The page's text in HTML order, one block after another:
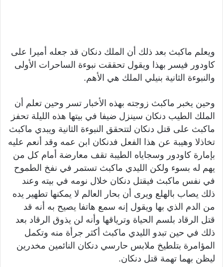
ويعلم ماكبث بعد ذلك أن الملك دنكان قد جعله أميرا على
كاودور فيسر بهذا ويقول تحققت نبوءة الساحرات الأولى
والنبوءة الثانية بنيلي الملك هي الأهم.
وحين يخبر ماكبث زوجته بهذه الأخبار تسر وحين تعلم أن
الملك الطيب دنكان سينزل ضيفا في بيتها هذه الليلة تحفز
ماكبث على قتل دنكان لتتحقق النبوءة الثانية ويبدي ماكبث
تخاذلا وهيبة عن هذا الفعل فدنكان ابن عمه وقد أنعم عليه
بإمارة كاودور وسجاياه الطيبة تقف معارضة أمام كل من
يهم له بسوء ولكن الليدي ماكبث تستمر في نفخ الطموح
في نفس ماكبث فيقتل دنكان خلال نومه في بيته وعند
ذلك يصاب بالهلع ويرى أن بحار العالم لا يمكنها تطهير يده
من الدم الذي بها ويقول إنه سمع هاتفا يصيح به أنه قد
قتل الرقاد بلسم الحياة وترياقها وأنه لن يذوق الرقاد بعد
ذلك في حين تبدو الليدي ماكبث أكثر جرأة منه وتكمل
المؤامرة بتلطيخ ملابس حارسي دنكان النائمين مخدرين
ليظن بهما تهمة قتل دنكان.